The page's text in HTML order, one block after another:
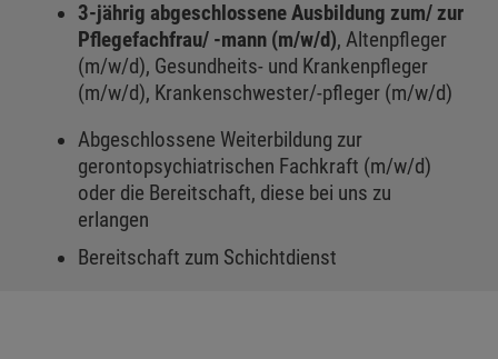
3-jährig abgeschlossene Ausbildung zum/ zur
Pflegefachfrau/ -mann (m/w/d), Altenpfleger
(m/w/d), Gesundheits- und Krankenpfleger
(m/w/d), Krankenschwester/-pfleger (m/w/d)
Abgeschlossene Weiterbildung zur
gerontopsychiatrischen Fachkraft (m/w/d)
oder die Bereitschaft, diese bei uns zu
erlangen
Bereitschaft zum Schichtdienst